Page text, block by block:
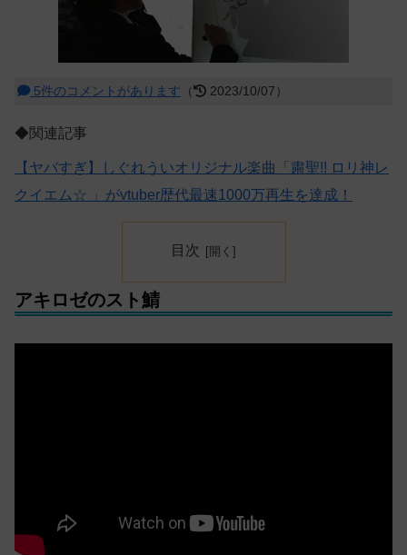
5件のコメントがあります （ 2023/10/07）
◆関連記事
【ヤバすぎ】しぐれういオリジナル楽曲「粛聖!! ロリ神レ
クイエム☆ 」がvtuber歴代最速1000万再生を達成！
目次
アキロゼのスト鯖